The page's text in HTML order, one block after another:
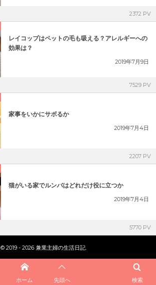
2372 PV
レイコップはペットの毛も吸える？アレルギーへの
効果は？
2019年7月9日
7529 PV
家事をいかにサボるか
2019年7月4日
2207 PV
猫がいる家でルンバはどれだけ役に立つか
2019年7月4日
5770 PV
© 2019 - 2026 兼業主婦の生活日記.
検索
ホーム 先頭へ